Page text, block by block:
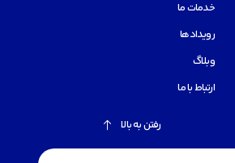
خدمات ما
رویدادها
وبلاگ
ارتباط با ما
رفتن به بالا